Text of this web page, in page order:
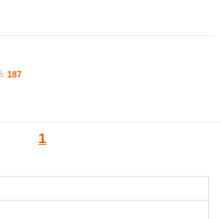
187
1